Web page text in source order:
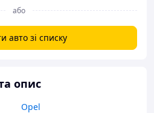
або
авто зі списку
опис
Opel